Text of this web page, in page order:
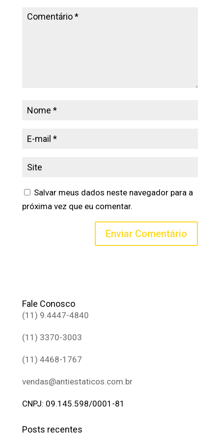
Salvar meus dados neste navegador para a
próxima vez que eu comentar.
Fale Conosco
(11) 9.4447-4840
(11) 3370-3003
(11) 4468-1767
vendas@antiestaticos.com.br
CNPJ: 09.145.598/0001-81
Posts recentes